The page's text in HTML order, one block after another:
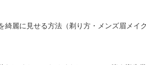
綺麗に見せる方法（剃り方・メンズ眉メイ